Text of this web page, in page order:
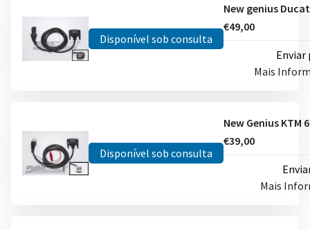
Disponível sob consulta
€49,00
Enviar
Mais
Disponível sob consulta
€39,00
Mais